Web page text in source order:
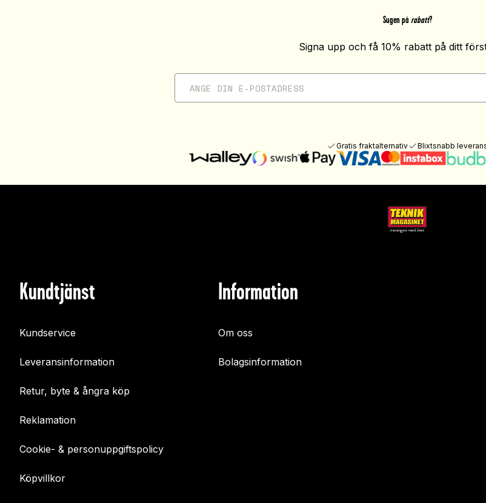
Sugen på rabatt?
Signa upp och få 10% rabatt på ditt
Gratis fraktalternativ Blixtsnabb
Kundtjänst
Kundservice
Leveransinformation
Retur, byte & ångra köp
Reklamation
Cookie- & personuppgiftspolicy
Köpvillkor
Information
Om oss
Bolagsinformation